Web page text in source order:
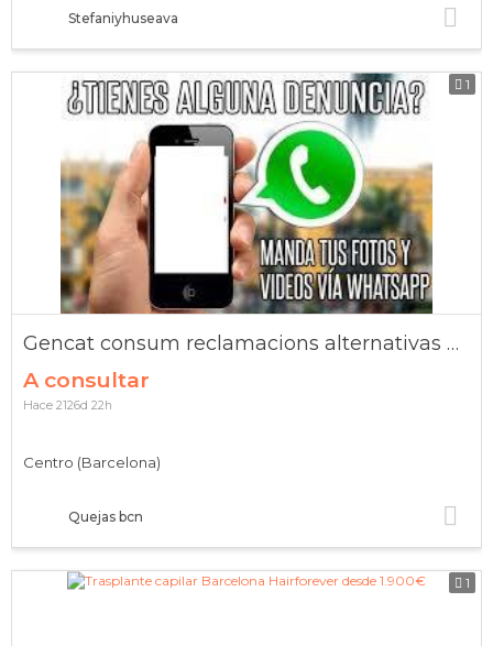
Stefaniyhuseava
1
Gencat consum reclamacions alternativas gratis online
A consultar
Quejas bcn
Centro (Barcelona)
Hace 2126d 22h
1